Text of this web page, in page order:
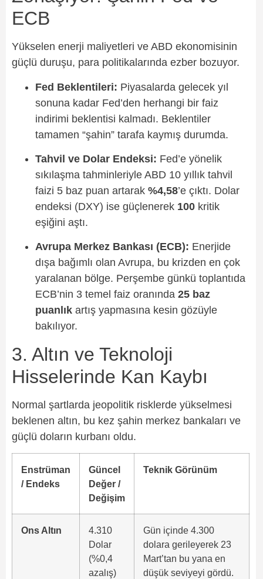
ECB
Yükselen enerji maliyetleri ve ABD ekonomisinin
güçlü duruşu, para politikalarında ezber bozuyor.
Fed Beklentileri: Piyasalarda gelecek yıl
sonuna kadar Fed’den herhangi bir faiz
indirimi beklentisi kalmadı. Beklentiler
tamamen “şahin” tarafa kaymış durumda.
Tahvil ve Dolar Endeksi: Fed’e yönelik
sıkılaşma tahminleriyle ABD 10 yıllık tahvil
faizi 5 baz puan artarak %4,58’e çıktı. Dolar
endeksi (DXY) ise güçlenerek 100 kritik
eşiğini aştı.
Avrupa Merkez Bankası (ECB): Enerjide
dışa bağımlı olan Avrupa, bu krizden en çok
yaralanan bölge. Perşembe günkü toplantıda
ECB’nin 3 temel faiz oranında 25 baz
puanlık artış yapmasına kesin gözüyle
bakılıyor.
3. Altın ve Teknoloji
Hisselerinde Kan Kaybı
Normal şartlarda jeopolitik risklerde yükselmesi
beklenen altın, bu kez şahin merkez bankaları ve
güçlü doların kurbanı oldu.
Enstrüman
/ Endeks
Güncel
Değer /
Değişim
Teknik Görünüm
Ons Altın
4.310
Dolar
(%0,4
azalış)
Gün içinde 4.300
dolara gerileyerek 23
Mart’tan bu yana en
düşük seviyeyi gördü.